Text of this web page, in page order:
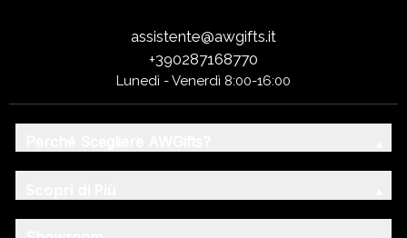
assistente@awgifts.it
+390287168770
Lunedì - Venerdì 8:00-16:00